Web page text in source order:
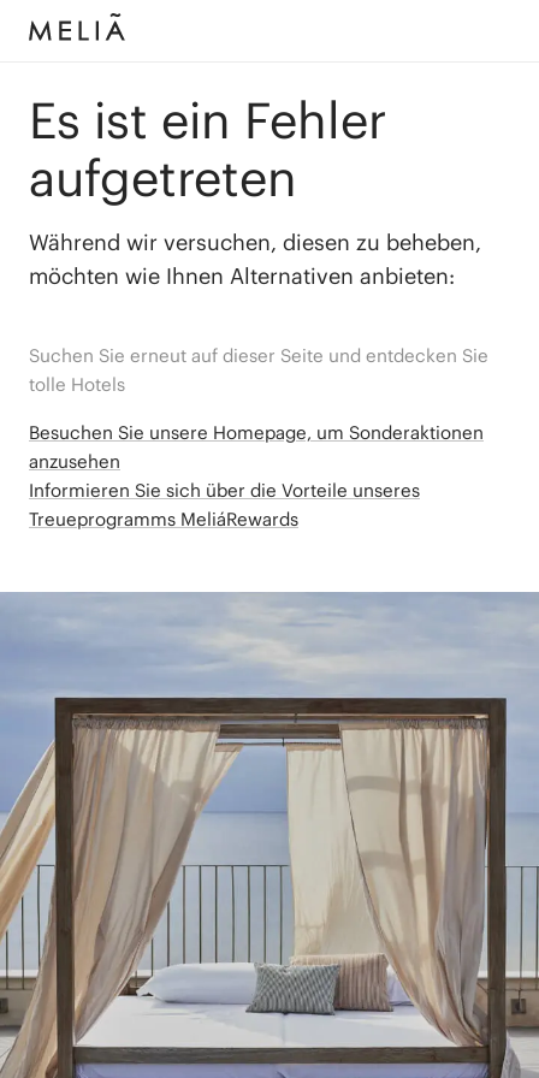
Es ist ein Fehler
aufgetreten
Während wir versuchen, diesen zu beheben,
möchten wie Ihnen Alternativen anbieten:
Suchen Sie erneut auf dieser Seite und entdecken Sie
tolle Hotels
Besuchen Sie unsere Homepage, um Sonderaktionen
anzusehen
Informieren Sie sich über die Vorteile unseres
Treueprogramms MeliáRewards